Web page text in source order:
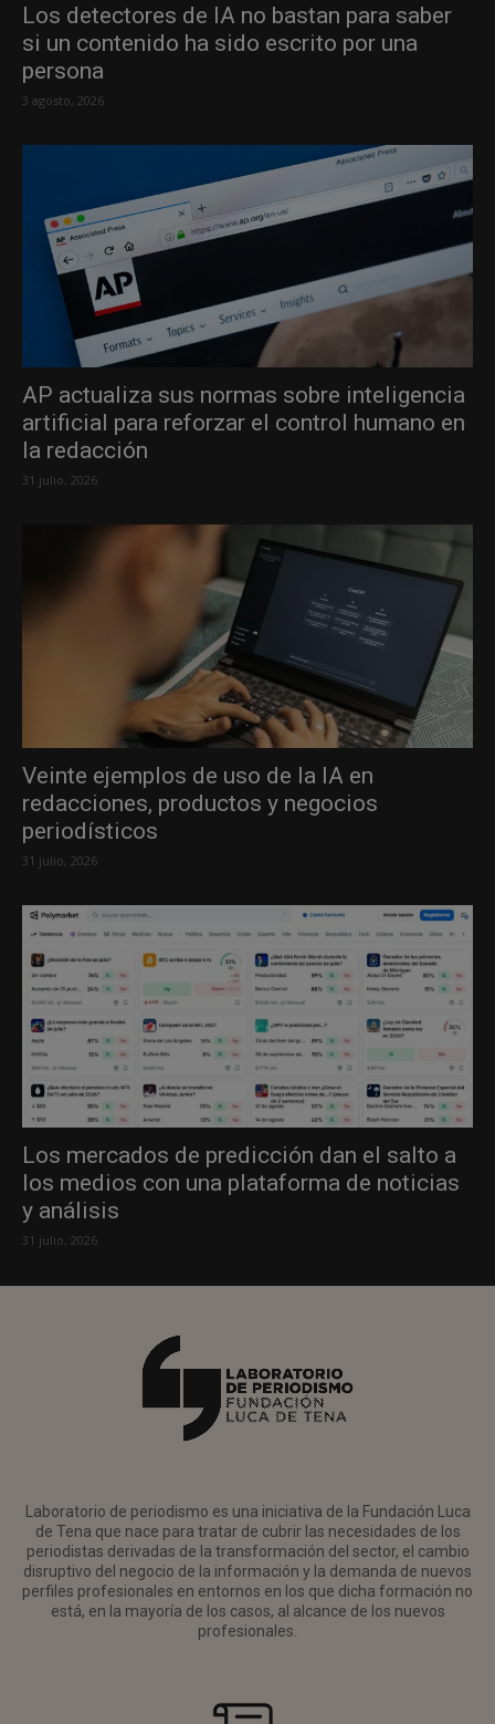
Los detectores de IA no bastan para saber
si un contenido ha sido escrito por una
persona
3 agosto, 2026
AP actualiza sus normas sobre inteligencia
artificial para reforzar el control humano en
la redacción
31 julio, 2026
Veinte ejemplos de uso de la IA en
redacciones, productos y negocios
periodísticos
31 julio, 2026
Los mercados de predicción dan el salto a
los medios con una plataforma de noticias
y análisis
31 julio, 2026
Laboratorio de periodismo es una iniciativa de la Fundación Luca
de Tena que nace para tratar de cubrir las necesidades de los
periodistas derivadas de la transformación del sector, el cambio
disruptivo del negocio de la información y la demanda de nuevos
perfiles profesionales en entornos en los que dicha formación no
está, en la mayoría de los casos, al alcance de los nuevos
profesionales.